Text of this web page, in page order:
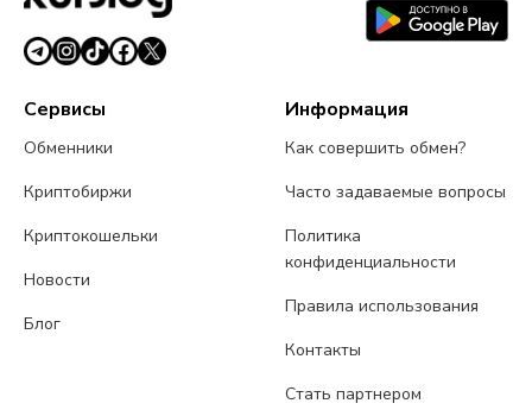
Сервисы
Обменники
Криптобиржи
Криптокошельки
Новости
Блог
Информация
Как совершить обмен?
Часто задаваемые вопросы
Политика
конфиденциальности
Правила использования
Контакты
Стать партнером